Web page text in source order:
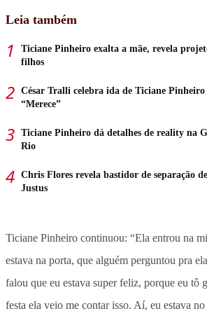
Leia também
Ticiane Pinheiro exalta a mãe, revela
filhos
César Tralli celebra ida de Ticiane
“Merece”
Ticiane Pinheiro dá detalhes de reality na
Rio
Chris Flores revela bastidor de separação
Justus
Ticiane Pinheiro continuou: “Ela entrou na
estava na porta, que alguém perguntou pra
falou que eu estava super feliz, porque eu tô
festa ela veio me contar isso. Aí, eu estava